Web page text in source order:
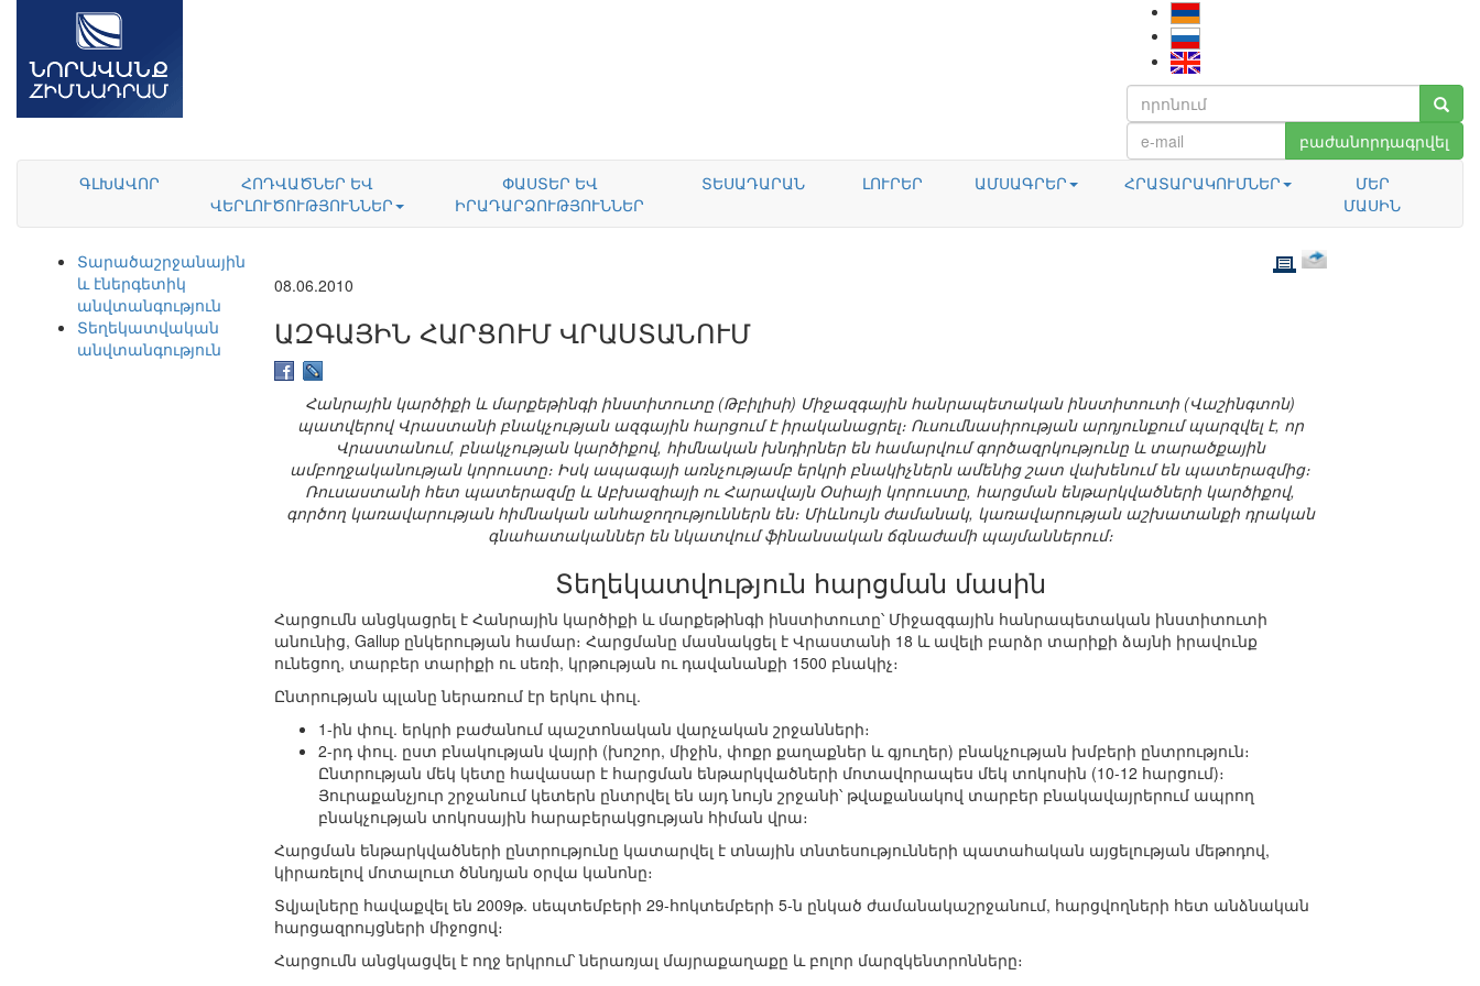
բաժանորդագրվել
ԳԼԽԱՎՈՐ
ՀՈԴՎԱԾՆԵՐ ԵՎ
ՎԵՐԼՈՒԾՈՒԹՅՈՒՆՆԵՐ
ՓԱՍՏԵՐ ԵՎ
ԻՐԱԴԱՐՁՈՒԹՅՈՒՆՆԵՐ
ՏԵՍԱԴԱՐԱՆ ԼՈՒՐԵՐ ԱՄՍԱԳՐԵՐ ՀՐԱՏԱՐԱԿՈՒՄՆԵՐ
ՄԵՐ
ՄԱՍԻՆ
Տարածաշրջանային
և էներգետիկ
անվտանգություն
Տեղեկատվական
անվտանգություն
08.06.2010
ԱԶԳԱՅԻՆ ՀԱՐՑՈՒՄ ՎՐԱՍՏԱՆՈՒՄ
Հանրային կարծիքի և մարքեթինգի ինստիտուտը (Թբիլիսի) Միջազգային հանրապետական ինստիտուտի (Վաշինգտոն)
պատվերով Վրաստանի բնակչության ազգային հարցում է իրականացրել։ Ուսումնասիրության արդյունքում պարզվել է, որ
Վրաստանում, բնակչության կարծիքով, հիմնական խնդիրներ են համարվում գործազրկությունը և տարածքային
ամբողջականության կորուստը։ Իսկ ապագայի առնչությամբ երկրի բնակիչներն ամենից շատ վախենում են պատերազմից։
Ռուսաստանի հետ պատերազմը և Աբխազիայի ու Հարավայն Օսիայի կորուստը, հարցման ենթարկվածների կարծիքով,
գործող կառավարության հիմնական անհաջողություններն են։ Միևնույն ժամանակ, կառավարության աշխատանքի դրական
գնահատականներ են նկատվում ֆինանսական ճգնաժամի պայմաններում։
Տեղեկատվություն հարցման մասին
Հարցումն անցկացրել է Հանրային կարծիքի և մարքեթինգի ինստիտուտը՝ Միջազգային հանրապետական ինստիտուտի
անունից, Gallup ընկերության համար։ Հարցմանը մասնակցել է Վրաստանի 18 և ավելի բարձր տարիքի ձայնի իրավունք
ունեցող, տարբեր տարիքի ու սեռի, կրթության ու դավանանքի 1500 բնակիչ։
Ընտրության պլանը ներառում էր երկու փուլ.
1-ին փուլ. երկրի բաժանում պաշտոնական վարչական շրջանների։
2-րդ փուլ. ըստ բնակության վայրի (խոշոր, միջին, փոքր քաղաքներ և գյուղեր) բնակչության խմբերի ընտրություն։
Ընտրության մեկ կետը հավասար է հարցման ենթարկվածների մոտավորապես մեկ տոկոսին (10-12 հարցում)։
Յուրաքանչյուր շրջանում կետերն ընտրվել են այդ նույն շրջանի՝ թվաքանակով տարբեր բնակավայրերում ապրող
բնակչության տոկոսային հարաբերակցության հիման վրա։
Հարցման ենթարկվածների ընտրությունը կատարվել է տնային տնտեսությունների պատահական այցելության մեթոդով,
կիրառելով մոտալուտ ծննդյան օրվա կանոնը։
Տվյալները հավաքվել են 2009թ. սեպտեմբերի 29-հոկտեմբերի 5-ն ընկած ժամանակաշրջանում, հարցվողների հետ անձնական
հարցազրույցների միջոցով։
Հարցումն անցկացվել է ողջ երկրում՝ ներառյալ մայրաքաղաքը և բոլոր մարզկենտրոնները։